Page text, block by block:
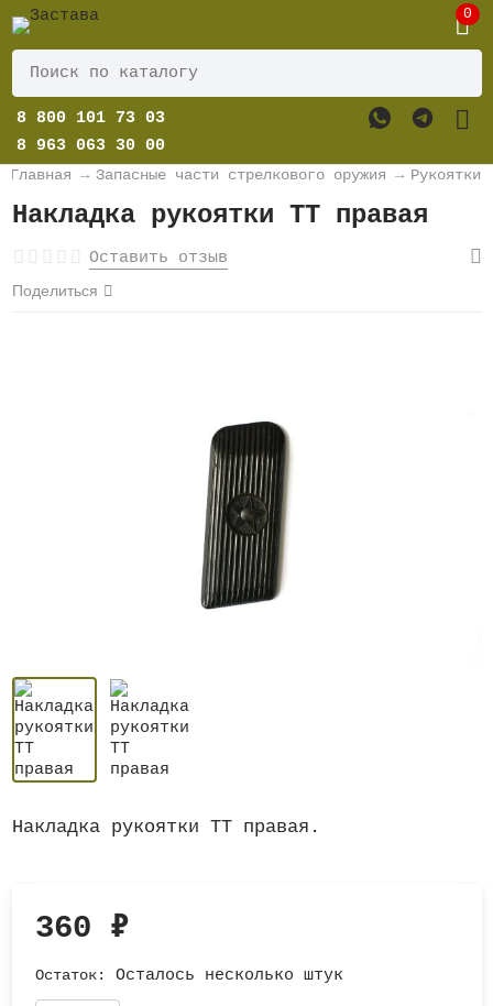
0
8 800 101 73 03
8 963 063 30 00
Главная → Запасные части стрелкового оружия → Рукоятки
Накладка рукоятки ТТ правая
Оставить отзыв
Поделиться
Накладка рукоятки ТТ правая.
360 ₽
Остаток: Осталось несколько штук